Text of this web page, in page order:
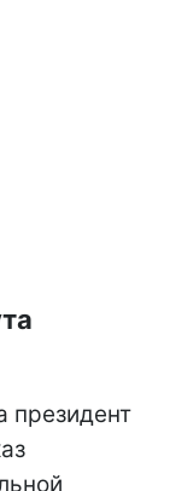
президент